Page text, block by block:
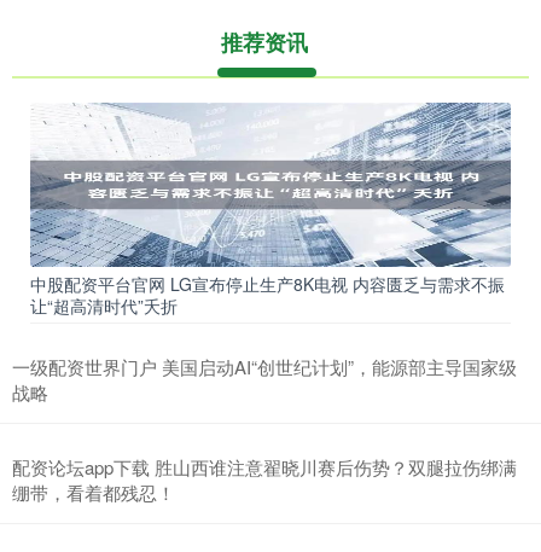
推荐资讯
中股配资平台官网 LG宣布停止生产8K电视 内容匮乏与需求不振
让“超高清时代”夭折
一级配资世界门户 美国启动AI“创世纪计划”，能源部主导国家级
战略
配资论坛app下载 胜山西谁注意翟晓川赛后伤势？双腿拉伤绑满
绷带，看着都残忍！